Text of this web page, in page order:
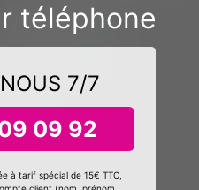
téléphone
7/7
09 92
à tarif spécial de 15€ TTC,